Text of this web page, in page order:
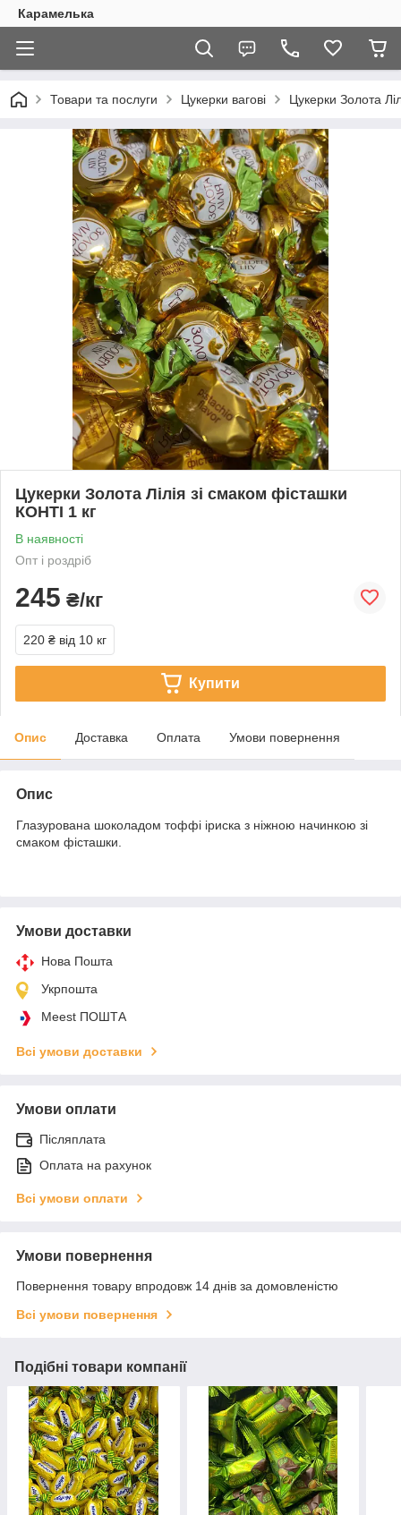
Карамелька
Товари та послуги Цукерки вагові Цукерки Золота
Цукерки Золота Лілія зі смаком фісташки
КОНТІ 1 кг
В наявності
Опт і роздріб
245 ₴/кг
220 ₴ від 10 кг
Купити
Опис Доставка Оплата Умови повернення
Опис
Глазурована шоколадом тоффі іриска з ніжною начинкою зі
смаком фісташки.
Умови доставки
Нова Пошта
Укрпошта
Meest ПОШТА
Всі умови доставки
Умови оплати
Післяплата
Оплата на рахунок
Всі умови оплати
Умови повернення
Повернення товару впродовж 14 днів за домовленістю
Всі умови повернення
Подібні товари компанії